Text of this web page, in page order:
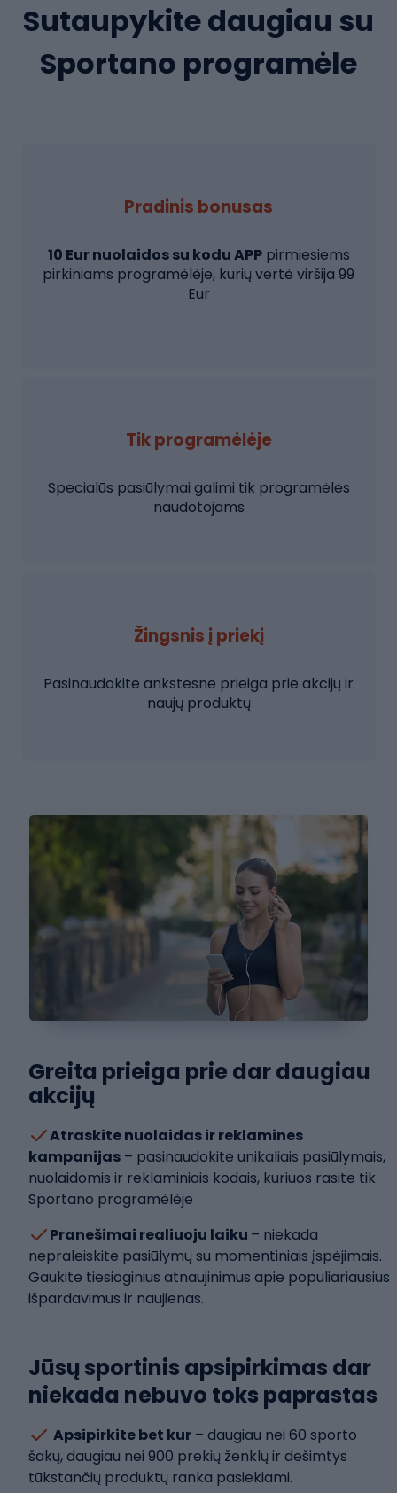
Sutaupykite daugiau su
Sportano programėle
Pradinis bonusas
10 Eur nuolaidos su kodu APPpirmiesiems
pirkiniams programėlėje, kurių vertė viršija 99
Eur
Tik programėlėje
Specialūs pasiūlymai galimi tik programėlės
naudotojams
Žingsnis į priekį
Pasinaudokite ankstesne prieiga prie akcijų ir
naujų produktų
Greita prieiga prie dar daugiau
akcijų
Atraskite nuolaidas ir reklamines
kampanijas – pasinaudokite unikaliais pasiūlymais,
nuolaidomis ir reklaminiais kodais, kuriuos rasite tik
Sportano programėlėje
Pranešimai realiuoju laiku – niekada
nepraleiskite pasiūlymų su momentiniais įspėjimais.
Gaukite tiesioginius atnaujinimus apie populiariausius
išpardavimus ir naujienas.
Jūsų sportinis apsipirkimas dar
niekada nebuvo toks paprastas
Apsipirkite bet kur – daugiau nei 60 sporto
šakų, daugiau nei 900 prekių ženklų ir dešimtys
tūkstančių produktų ranka pasiekiami.